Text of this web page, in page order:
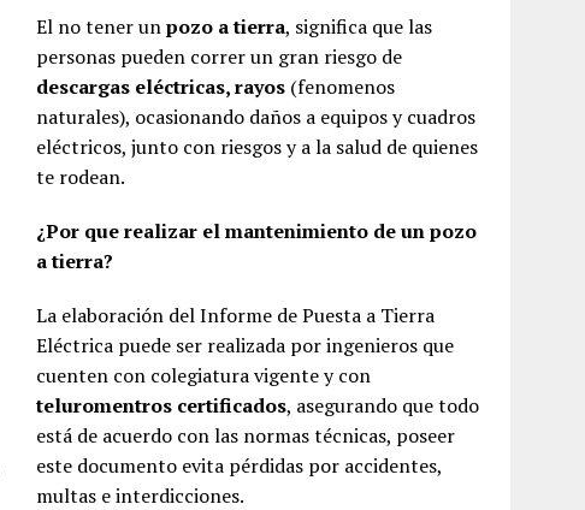
El no tener unpozo a tierra, significa que las
personas pueden correr un gran riesgo de
descargas eléctricas, rayos (fenomenos
naturales), ocasionando daños a equipos y cuadros
eléctricos, junto con riesgos y a la salud de quienes
te rodean.
¿Por que realizar el mantenimiento de un pozo
a tierra?
La elaboración del Informe de Puesta a Tierra
Eléctrica puede ser realizada por ingenieros que
cuenten con colegiatura vigente y con
teluromentros certificados, asegurando que todo
está de acuerdo con las normas técnicas, poseer
este documento evita pérdidas por accidentes,
multas e interdicciones.